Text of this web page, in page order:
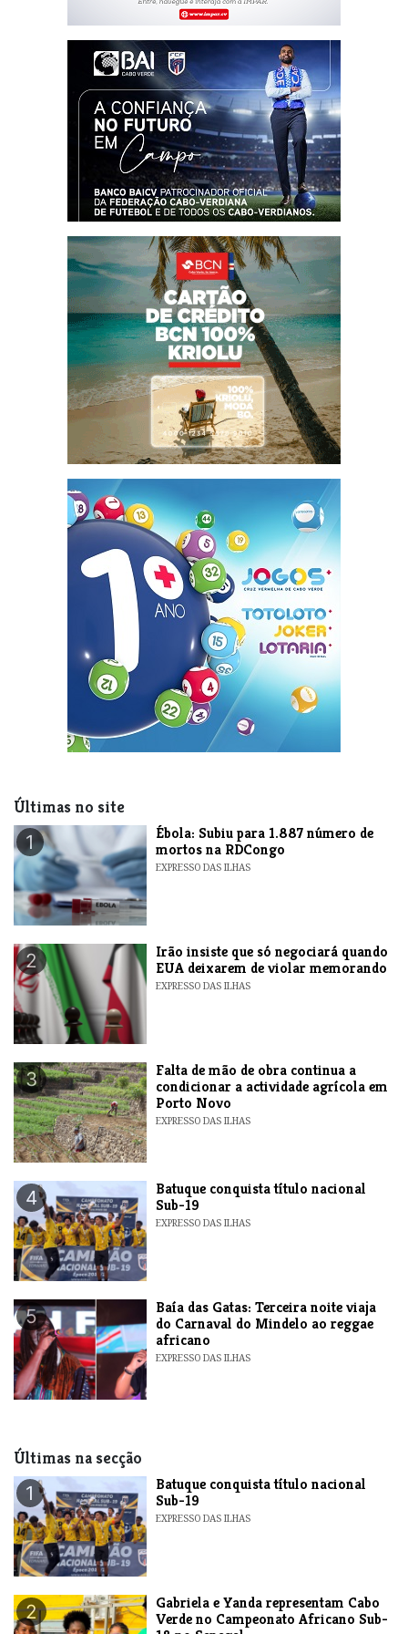
Últimas no site
1
​Ébola: Subiu para 1.887 número de
mortos na RDCongo
EXPRESSO DAS ILHAS
2
​Irão insiste que só negociará quando
EUA deixarem de violar memorando
EXPRESSO DAS ILHAS
3
Falta de mão de obra continua a
condicionar a actividade agrícola em
Porto Novo
EXPRESSO DAS ILHAS
4
​Batuque conquista título nacional
Sub-19
EXPRESSO DAS ILHAS
5
Baía das Gatas: Terceira noite viaja
do Carnaval do Mindelo ao reggae
africano
EXPRESSO DAS ILHAS
Últimas na secção
1
​Batuque conquista título nacional
Sub-19
EXPRESSO DAS ILHAS
2
Gabriela e Yanda representam Cabo
Verde no Campeonato Africano Sub-